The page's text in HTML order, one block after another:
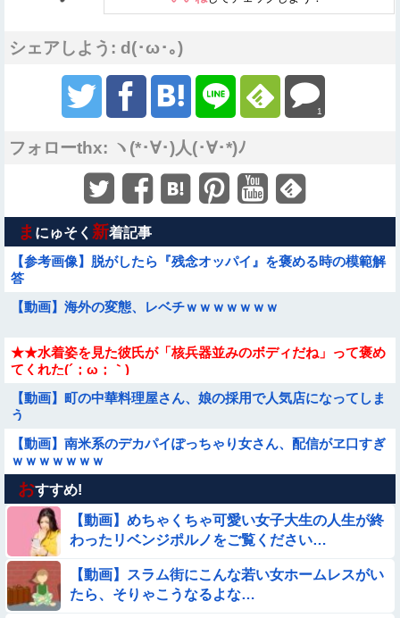
シェアしよう: d(･ω･｡)
1
フォローthx: ヽ(*･∀･)人(･∀･*)ﾉ
ま にゅそく 新着記事
【参考画像】脱がしたら『残念オッパイ』を褒める時の模範解
答
【動画】海外の変態、レベチｗｗｗｗｗｗｗ
★★水着姿を見た彼氏が「核兵器並みのボディだね」って褒め
てくれた(´；ω；｀)
【動画】町の中華料理屋さん、娘の採用で人気店になってしま
う
【動画】南米系のデカパイぽっちゃり女さん、配信がヱ口すぎ
ｗｗｗｗｗｗｗ
【恐怖】エスカレーターが暴走した結果【動画】
【動画】ロシアの少年、姉（14）の水着姿に勃起してしまうｗ
ｗｗｗｗｗ
【要審議】４歳娘が描いたママのお尻ｗｗｗｗｗ【画像】
おすすめ!
【動画】めちゃくちゃ可愛い女子大生の人生が終
わったリベンジポルノをご覧ください…
【動画】スラム街にこんな若い女ホームレスがい
たら、そりゃこうなるよな…